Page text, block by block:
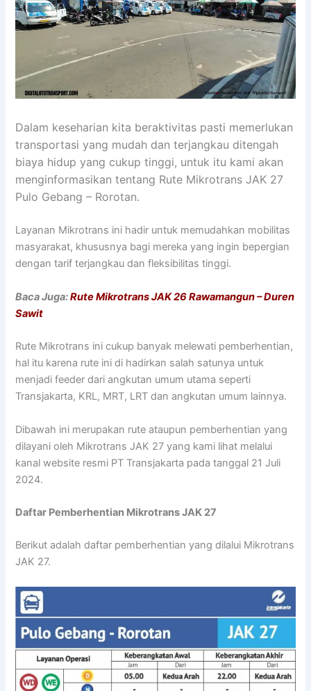
Dalam keseharian kita beraktivitas pasti memerlukan
transportasi yang mudah dan terjangkau ditengah
biaya hidup yang cukup tinggi, untuk itu kami akan
menginformasikan tentang Rute Mikrotrans JAK 27
Pulo Gebang – Rorotan.
Layanan Mikrotrans ini hadir untuk memudahkan mobilitas
masyarakat, khususnya bagi mereka yang ingin bepergian
dengan tarif terjangkau dan fleksibilitas tinggi.
Baca Juga:Rute Mikrotrans JAK 26 Rawamangun – Duren
Sawit
Rute Mikrotrans ini cukup banyak melewati pemberhentian,
hal itu karena rute ini di hadirkan salah satunya untuk
menjadi feeder dari angkutan umum utama seperti
Transjakarta, KRL, MRT, LRT dan angkutan umum lainnya.
Dibawah ini merupakan rute ataupun pemberhentian yang
dilayani oleh Mikrotrans JAK 27 yang kami lihat melalui
kanal website resmi PT Transjakarta pada tanggal 21 Juli
2024.
Daftar Pemberhentian Mikrotrans JAK 27
Berikut adalah daftar pemberhentian yang dilalui Mikrotrans
JAK 27.